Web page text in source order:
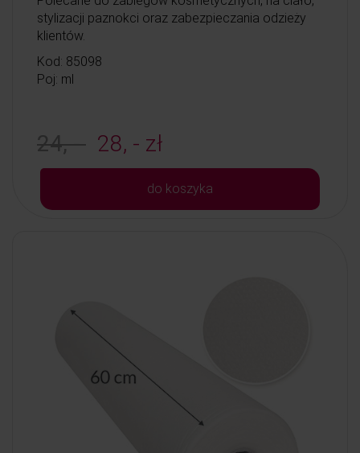
stylizacji paznokci oraz zabezpieczania odzieży
klientów.
Kod: 85098
Poj: ml
24, - 28, - zł
do koszyka